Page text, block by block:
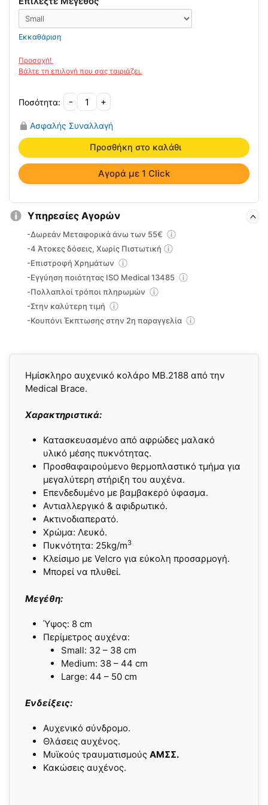
Ημίσκληρο αυχενικό κολάρο MB.2188 από την
Medical Brace.
Χαρακτηριστικά:
Κατασκευασµένο από αφρώδες μαλακό
υλικό μέσης πυκνότητας.
Προσθαφαιρούμενο θερμοπλαστικό τμήμα για
μεγαλύτερη στήριξη του αυχένα.
Επενδεδυµένο με βαμβακερό ύφασµα.
Αντιαλλεργικό & αφιδρωτικό.
Ακτινοδιαπερατό.
Χρώμα: Λευκό.
Πυκνότητα: 25kg/m3
Κλείσιµο µε Velcro για εύκολη προσαρµογή.
Μπορεί να πλυθεί.
Μεγέθη:
Ύψος: 8 cm
Περίμετρος αυχένα:
Small: 32 – 38 cm
Medium: 38 – 44 cm
Large: 44 – 50 cm
Ενδείξεις:
Αυχενικό σύνδροµο.
Θλάσεις αυχένος.
Μυϊκούς τραυµατισµούς ΑΜΣΣ.
Κακώσεις αυχένος.
Εκκαθάριση
Αγορά με 1 Click
-
Ημίσκληρο
Αυχενικό
Κολάρο
MB.2188
ποσότητα
+
Ασφαλής Συναλλαγή
Προσθήκη στο καλάθι
Υπηρεσίες Αγορών
-Δωρεάν Μεταφορικά άνω των 55€
-4 Άτοκες δόσεις, Χωρίς Πιστωτική
-Επιστροφή Χρημάτων
-Εγγύηση ποιότητας ISO Medical 13485
-Πολλαπλοί τρόποι πληρωμών
-Στην καλύτερη τιμή
-Κουπόνι Έκπτωσης στην 2η παραγγελία